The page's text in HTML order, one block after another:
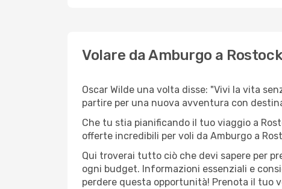
Volare da Amburgo a
Oscar Wilde una volta disse: "Vivi la vita
partire per una nuova avventura con
Che tu stia pianificando il tuo viaggio a
offerte incredibili per voli da Amburgo a
Qui troverai tutto ciò che devi sapere per
ogni budget. Informazioni essenziali e
perdere questa opportunità! Prenota il tuo